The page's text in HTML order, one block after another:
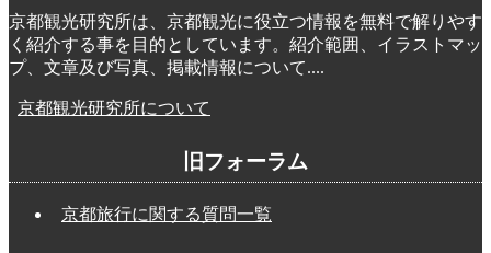
京都観光研究所は、京都観光に役立つ情報を無料で解りやす
く紹介する事を目的としています。紹介範囲、イラストマッ
プ、文章及び写真、掲載情報について....
京都観光研究所について
旧フォーラム
京都旅行に関する質問一覧